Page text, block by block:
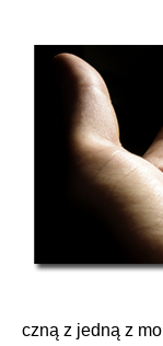
czną z jedną z